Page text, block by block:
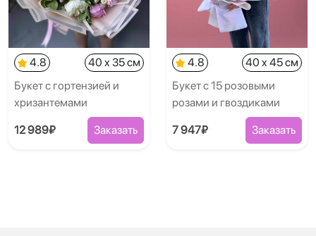
4.8
40 x 35 см
Букет с гортензией и
хризантемами
12 989₽ Заказать
4.8
40 x 45 см
Букет с 15 розовыми
розами и гвоздиками
7 947₽ Заказать